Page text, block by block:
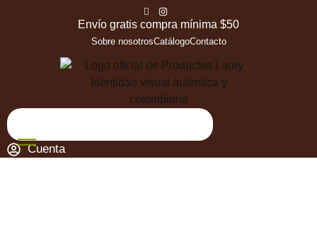
Envío gratis compra mínima $50
Sobre nosotrosCatálogoContacto
Cuenta